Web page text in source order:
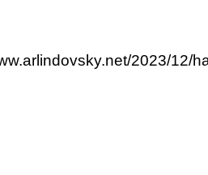
2023/12/